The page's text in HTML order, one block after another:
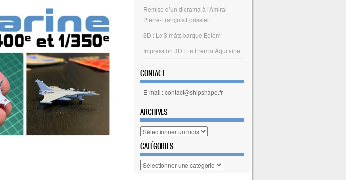
Remise d’un diorama à l’Amiral
Pierre-François Forissier
3D : Le 3 mâts barque Belem
Impression 3D : La Fremm Aquitaine
CONTACT
E-mail : contact@shipshape.fr
ARCHIVES
Archives
CATÉGORIES
Catégories